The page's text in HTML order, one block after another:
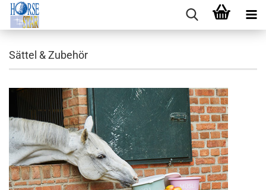
Sättel & Zubehör